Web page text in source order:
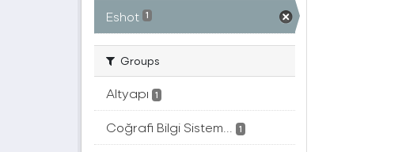
Eshot 1
Groups
Altyapı 1
Coğrafi Bilgi Sistem... 1